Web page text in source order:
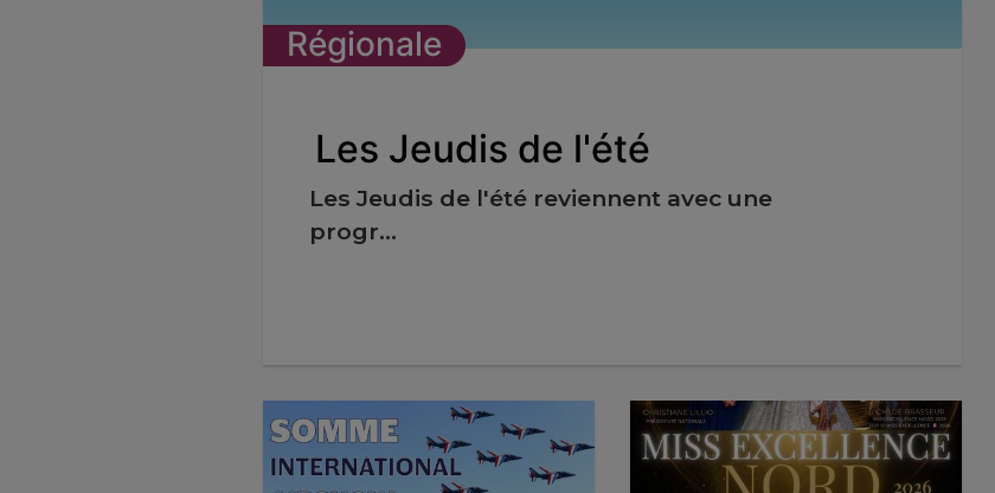
Régionale
Les Jeudis de l'été
Les Jeudis de l'été reviennent avec une
progr...